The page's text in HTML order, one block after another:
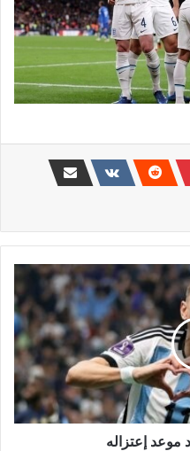
موعد إعتزاله